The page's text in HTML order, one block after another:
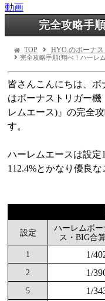
動画
完全攻略手
TOP HYO.のボーナ
完全攻略手順(翔べ！ハーレ
皆さんこんにちは、
はボーナストリガー
レムエース)』の完全
す。
ハーレムエースは設定
112.4%とかなり優良な
設定
ハーレムボー
ス・BIG合
1 1/
2 1/
5 1/